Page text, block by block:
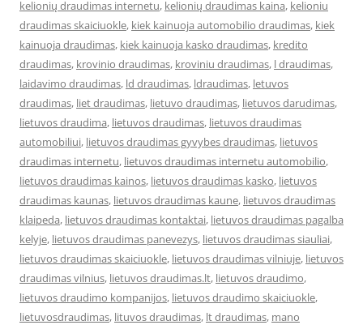
kelionių draudimas internetu, kelionių draudimas kaina, kelioniu
draudimas skaiciuokle, kiek kainuoja automobilio draudimas, kiek
kainuoja draudimas, kiek kainuoja kasko draudimas, kredito
draudimas, krovinio draudimas, kroviniu draudimas, l draudimas,
laidavimo draudimas, ld draudimas, ldraudimas, letuvos
draudimas, liet draudimas, lietuvo draudimas, lietuvos darudimas,
lietuvos draudima, lietuvos draudimas, lietuvos draudimas
automobiliui, lietuvos draudimas gyvybes draudimas, lietuvos
draudimas internetu, lietuvos draudimas internetu automobilio,
lietuvos draudimas kainos, lietuvos draudimas kasko, lietuvos
draudimas kaunas, lietuvos draudimas kaune, lietuvos draudimas
klaipeda, lietuvos draudimas kontaktai, lietuvos draudimas pagalba
kelyje, lietuvos draudimas panevezys, lietuvos draudimas siauliai,
lietuvos draudimas skaiciuokle, lietuvos draudimas vilniuje, lietuvos
draudimas vilnius, lietuvos draudimas.lt, lietuvos draudimo,
lietuvos draudimo kompanijos, lietuvos draudimo skaiciuokle,
lietuvosdraudimas, lituvos draudimas, lt draudimas, mano